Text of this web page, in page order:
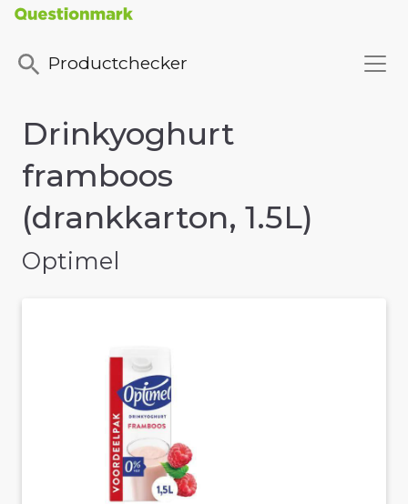
Productchecker
Drinkyoghurt
framboos
(drankkarton, 1.5L)
Optimel